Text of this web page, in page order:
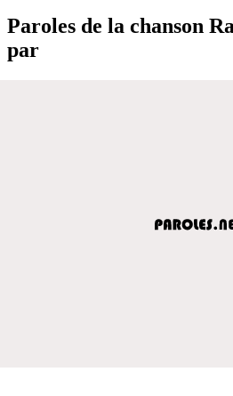
Paroles de la chanson
par